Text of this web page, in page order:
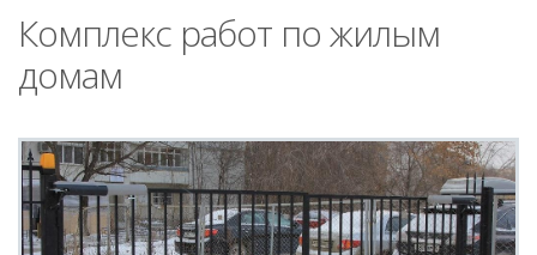
Комплекс работ по жилым
домам